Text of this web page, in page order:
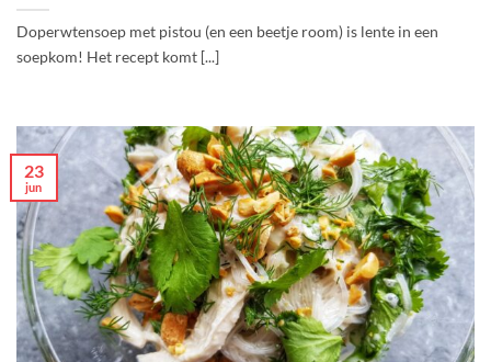
Doperwtensoep met pistou (en een beetje room) is lente in een
soepkom! Het recept komt [...]
23
jun